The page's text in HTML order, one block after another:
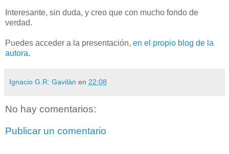
Interesante, sin duda, y creo que con mucho fondo de
verdad.
Puedes acceder a la presentación, en el propio blog de la
autora.
Ignacio G.R: Gavilán en 22:08
No hay comentarios:
Publicar un comentario